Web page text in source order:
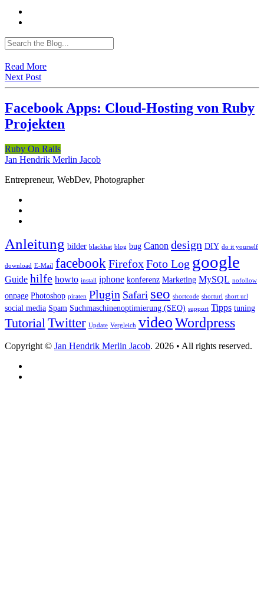
Read More
Next Post
Facebook Apps: Cloud-Hosting von Ruby
Projekten
Ruby On Rails
Jan Hendrik Merlin Jacob
Entrepreneur, WebDev, Photographer
Anleitung bilder blackhat blog bug Canon design DIY do it yourself
download E-Mail facebook FirefoxFoto Log google
Guide hilfe howto install iphone konferenz Marketing MySQL nofollow
onpage Photoshop piraten Plugin Safari seo shortcode shorturl short url
social media Spam Suchmaschinenoptimierung (SEO) support Tipps tuning
Tutorial Twitter Update Vergleich videoWordpress
Copyright © Jan Hendrik Merlin Jacob. 2026 • All rights reserved.